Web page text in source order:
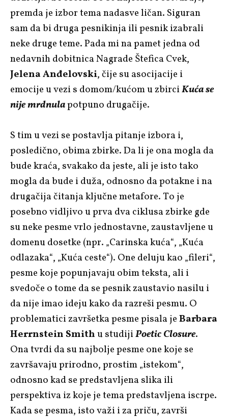
premda je izbor tema nadasve ličan. Siguran
sam da bi druga pesnikinja ili pesnik izabrali
neke druge teme. Pada mi na pamet jedna od
nedavnih dobitnica Nagrade Štefica Cvek,
Jelena Anđelovski, čije su asocijacije i
emocije u vezi s domom/kućom u zbirciKuća se
nije mrdnulapotpuno drugačije.
S tim u vezi se postavlja pitanje izbora i,
posledično, obima zbirke. Da li je ona mogla da
bude kraća, svakako da jeste, ali je isto tako
mogla da bude i duža, odnosno da potakne i na
drugačija čitanja ključne metafore. To je
posebno vidljivo u prva dva ciklusa zbirke gde
su neke pesme vrlo jednostavne, zaustavljene u
domenu dosetke (npr. „Carinska kuća“, „Kuća
odlazaka“, „Kuća ceste“). One deluju kao „fileri“,
pesme koje popunjavaju obim teksta, ali i
svedoče o tome da se pesnik zaustavio nasilu i
da nije imao ideju kako da razreši pesmu. O
problematici završetka pesme pisala jeBarbara
Herrnstein Smithu studijiPoetic Closure.
Ona tvrdi da su najbolje pesme one koje se
završavaju prirodno, prostim „istekom“,
odnosno kad se predstavljena slika ili
perspektiva iz koje je tema predstavljena iscrpe.
Kada se pesma, isto važi i za priču, završi